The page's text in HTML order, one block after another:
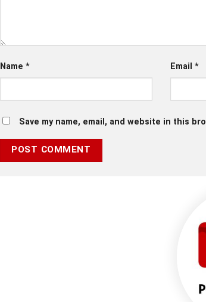
Name * Email *
Save my name, email, and website in this